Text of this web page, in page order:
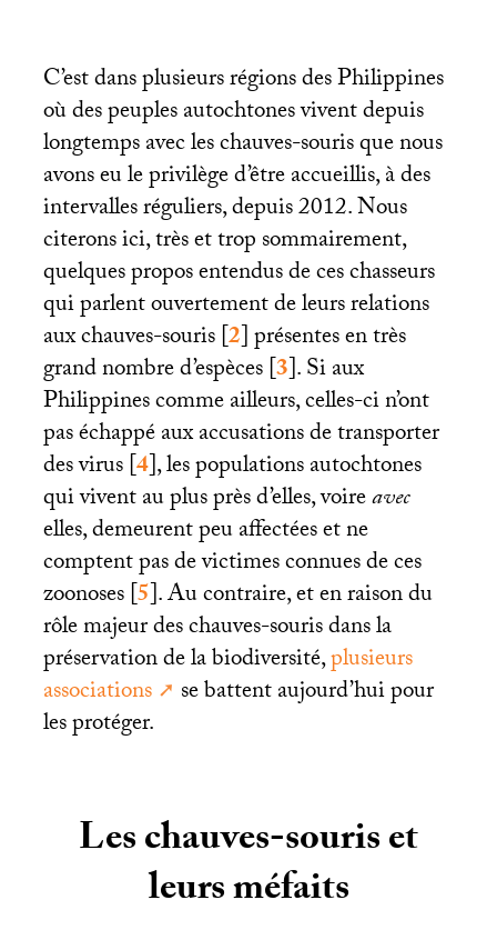
C’est dans plusieurs régions des Philippines
où des peuples autochtones vivent depuis
longtemps avec les chauves-souris que nous
avons eu le privilège d’être accueillis, à des
intervalles réguliers, depuis 2012. Nous
citerons ici, très et trop sommairement,
quelques propos entendus de ces chasseurs
qui parlent ouvertement de leurs relations
aux chauves-souris[2]présentes en très
grand nombre d’espèces[3]. Si aux
Philippines comme ailleurs, celles-ci n’ont
pas échappé aux accusations de transporter
des virus[4], les populations autochtones
qui vivent au plus près d’elles, voireavec
elles, demeurent peu affectées et ne
comptent pas de victimes connues de ces
zoonoses[5]. Au contraire, et en raison du
rôle majeur des chauves-souris dans la
préservation de la biodiversité,plusieurs
associations
se battent aujourd’hui pour
les protéger.
Les chauves-souris et
leurs méfaits